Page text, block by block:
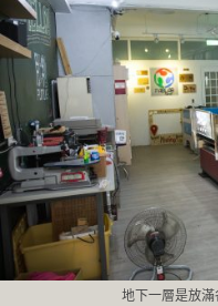
地下一層是放滿